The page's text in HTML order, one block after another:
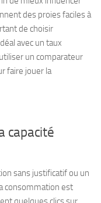
des proies faciles à
de choisir
avec un taux
un comparateur
faire jouer la
capacité
sans justificatif ou un
consommation est